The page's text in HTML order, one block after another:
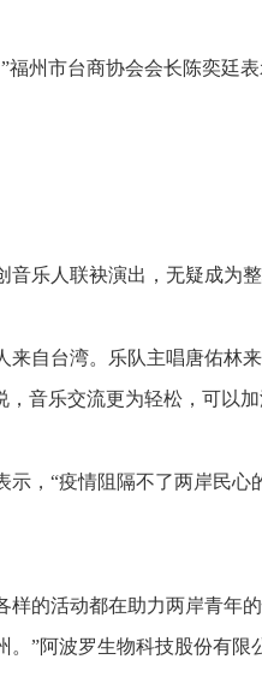
州市台商协会会长陈奕廷
乐人联袂演出，无疑成为整
自台湾。乐队主唱唐佑林
音乐交流更为轻松，可以加
，“疫情阻隔不了两岸民
的活动都在助力两岸青年
”阿波罗生物科技股份有限